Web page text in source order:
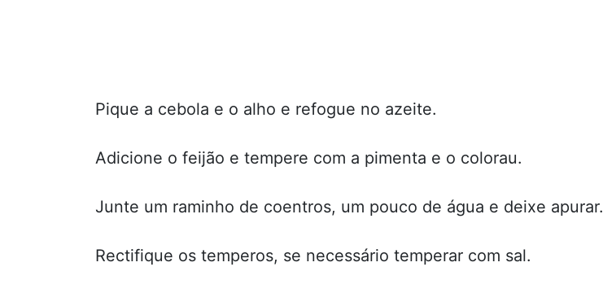
Pique a cebola e o alho e refogue no azeite.
Adicione o feijão e tempere com a pimenta e o colorau.
Junte um raminho de coentros, um pouco de água e deixe apurar.
Rectifique os temperos, se necessário temperar com sal.